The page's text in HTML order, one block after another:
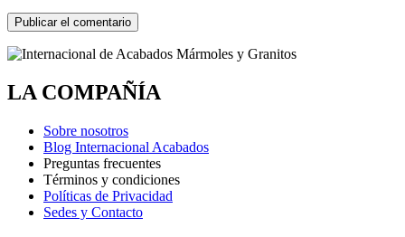
LA COMPAÑÍA
Sobre nosotros
Blog Internacional Acabados
Preguntas frecuentes
Términos y condiciones
Políticas de Privacidad
Sedes y Contacto